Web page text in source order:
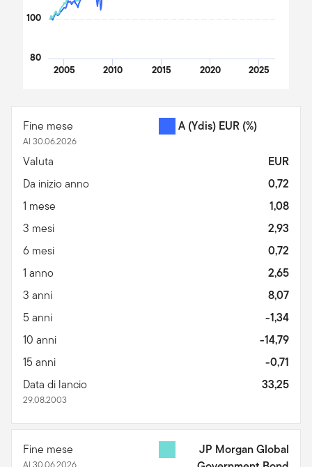
2005 2010 2015 2020 2025
80
100
Fine mese
Al 30.06.2026
A (Ydis) EUR (%)
Valuta
EUR
Da inizio anno
0,72
1 mese
1,08
3 mesi
2,93
6 mesi
0,72
1 anno
2,65
3 anni
8,07
5 anni
-1,34
10 anni
-14,79
15 anni
-0,71
Data di lancio
29.08.2003
33,25
Fine mese
JP Morgan Global